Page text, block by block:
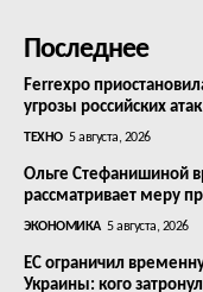
Последнее
Ferrexpo
угрозы российских атак
ТЕХНО 5 августа, 2026
Ольге Стефанишиной
рассматривает меру
ЭКОНОМИКА 5 августа, 2026
ЕС ограничил
Украины: кого